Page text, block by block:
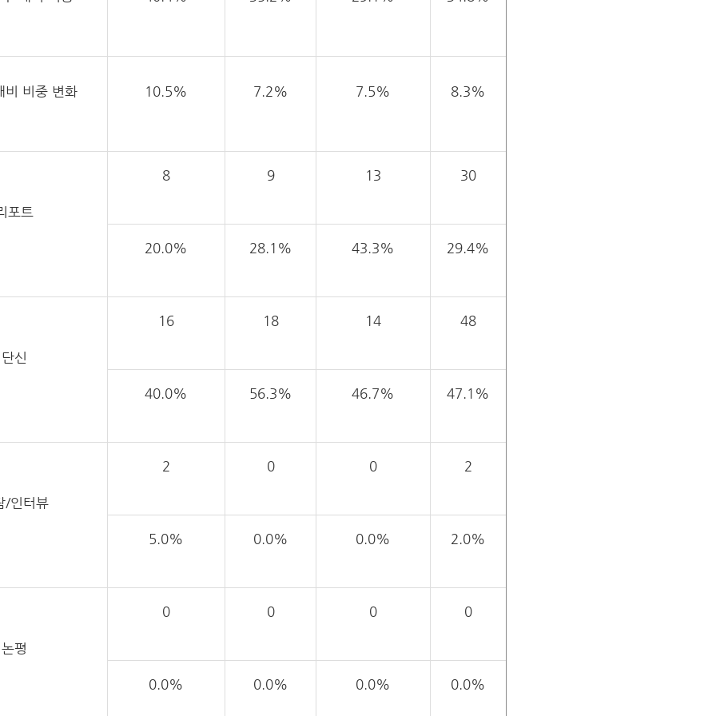
비 비중 변화 10.5% 7.2% 7.5% 8.3%
포트
8 9 13 30
20.0% 28.1% 43.3% 29.4%
단신
16 18 14 48
40.0% 56.3% 46.7% 47.1%
/인터뷰
2 0 0 2
5.0% 0.0% 0.0% 2.0%
논평
0 0 0 0
0.0% 0.0% 0.0% 0.0%